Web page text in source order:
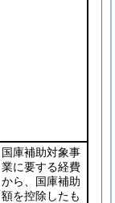
国庫補助対象事
業に要する経費
から、国庫補助
額を控除したも